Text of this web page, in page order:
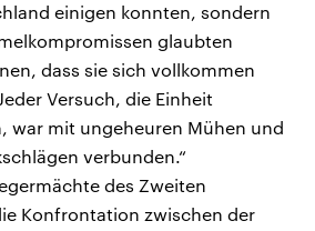
einigen konnten, sondern
glaubten
dass sie sich vollkommen
Versuch, die Einheit
war mit ungeheuren Mühen und
verbunden.“
des Zweiten
Konfrontation zwischen der